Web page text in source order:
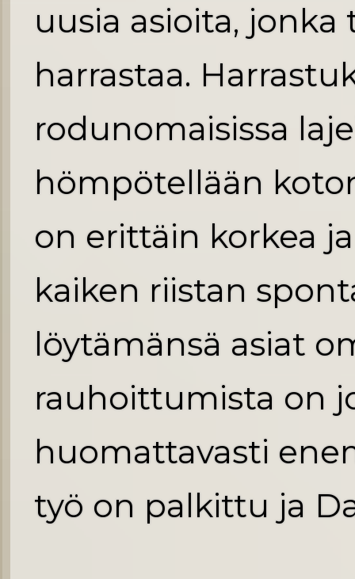
uusia asioita,
harrastaa.
rodunomaisissa
hömpötellään
on erittäin korkea
kaiken riistan
löytämänsä asiat
rauhoittumista on
huomattavasti
työ on palkittu ja